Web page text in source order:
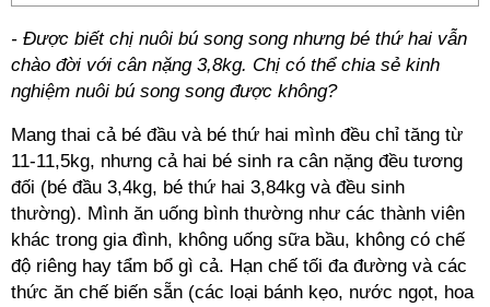
- Được biết chị nuôi bú song song nhưng bé thứ hai vẫn
chào đời với cân nặng 3,8kg. Chị có thể chia sẻ kinh
nghiệm nuôi bú song song được không?
Mang thai cả bé đầu và bé thứ hai mình đều chỉ tăng từ
11-11,5kg, nhưng cả hai bé sinh ra cân nặng đều tương
đối (bé đầu 3,4kg, bé thứ hai 3,84kg và đều sinh
thường). Mình ăn uống bình thường như các thành viên
khác trong gia đình, không uống sữa bầu, không có chế
độ riêng hay tẩm bổ gì cả. Hạn chế tối đa đường và các
thức ăn chế biến sẵn (các loại bánh kẹo, nước ngọt, hoa